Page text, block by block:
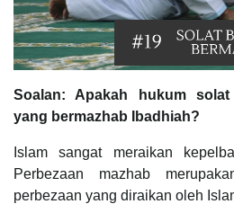
Soalan: Apakah hukum
yang bermazhab Ibadhiah?
Islam sangat meraikan
Perbezaan mazhab
perbezaan yang diraikan oleh